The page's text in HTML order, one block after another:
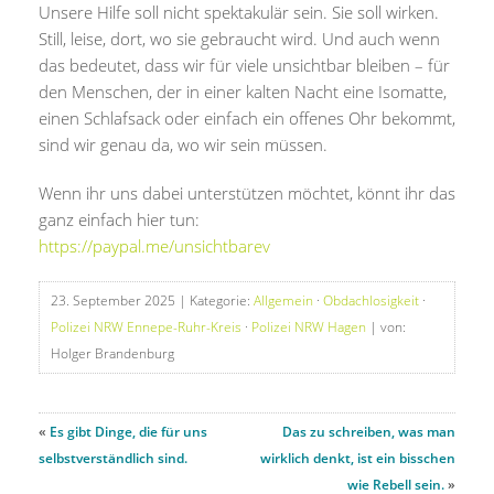
Unsere Hilfe soll nicht spektakulär sein. Sie soll wirken.
Still, leise, dort, wo sie gebraucht wird. Und auch wenn
das bedeutet, dass wir für viele unsichtbar bleiben – für
den Menschen, der in einer kalten Nacht eine Isomatte,
einen Schlafsack oder einfach ein offenes Ohr bekommt,
sind wir genau da, wo wir sein müssen.
Wenn ihr uns dabei unterstützen möchtet, könnt ihr das
ganz einfach hier tun:
https://paypal.me/unsichtbarev
23. September 2025 | Kategorie: Allgemein · Obdachlosigkeit ·
Polizei NRW Ennepe-Ruhr-Kreis · Polizei NRW Hagen | von:
Holger Brandenburg
« Es gibt Dinge, die für uns
selbstverständlich sind.
Das zu schreiben, was man
wirklich denkt, ist ein bisschen
wie Rebell sein.»